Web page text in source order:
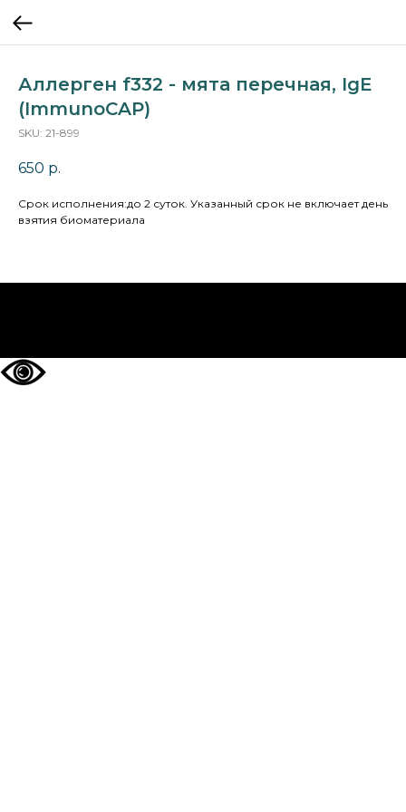
Аллерген f332 - мята перечная, IgE
(ImmunoCAP)
SKU: 21-899
650 р.
Cрок исполнения:до 2 суток. Указанный срок не включает день
взятия биоматериала